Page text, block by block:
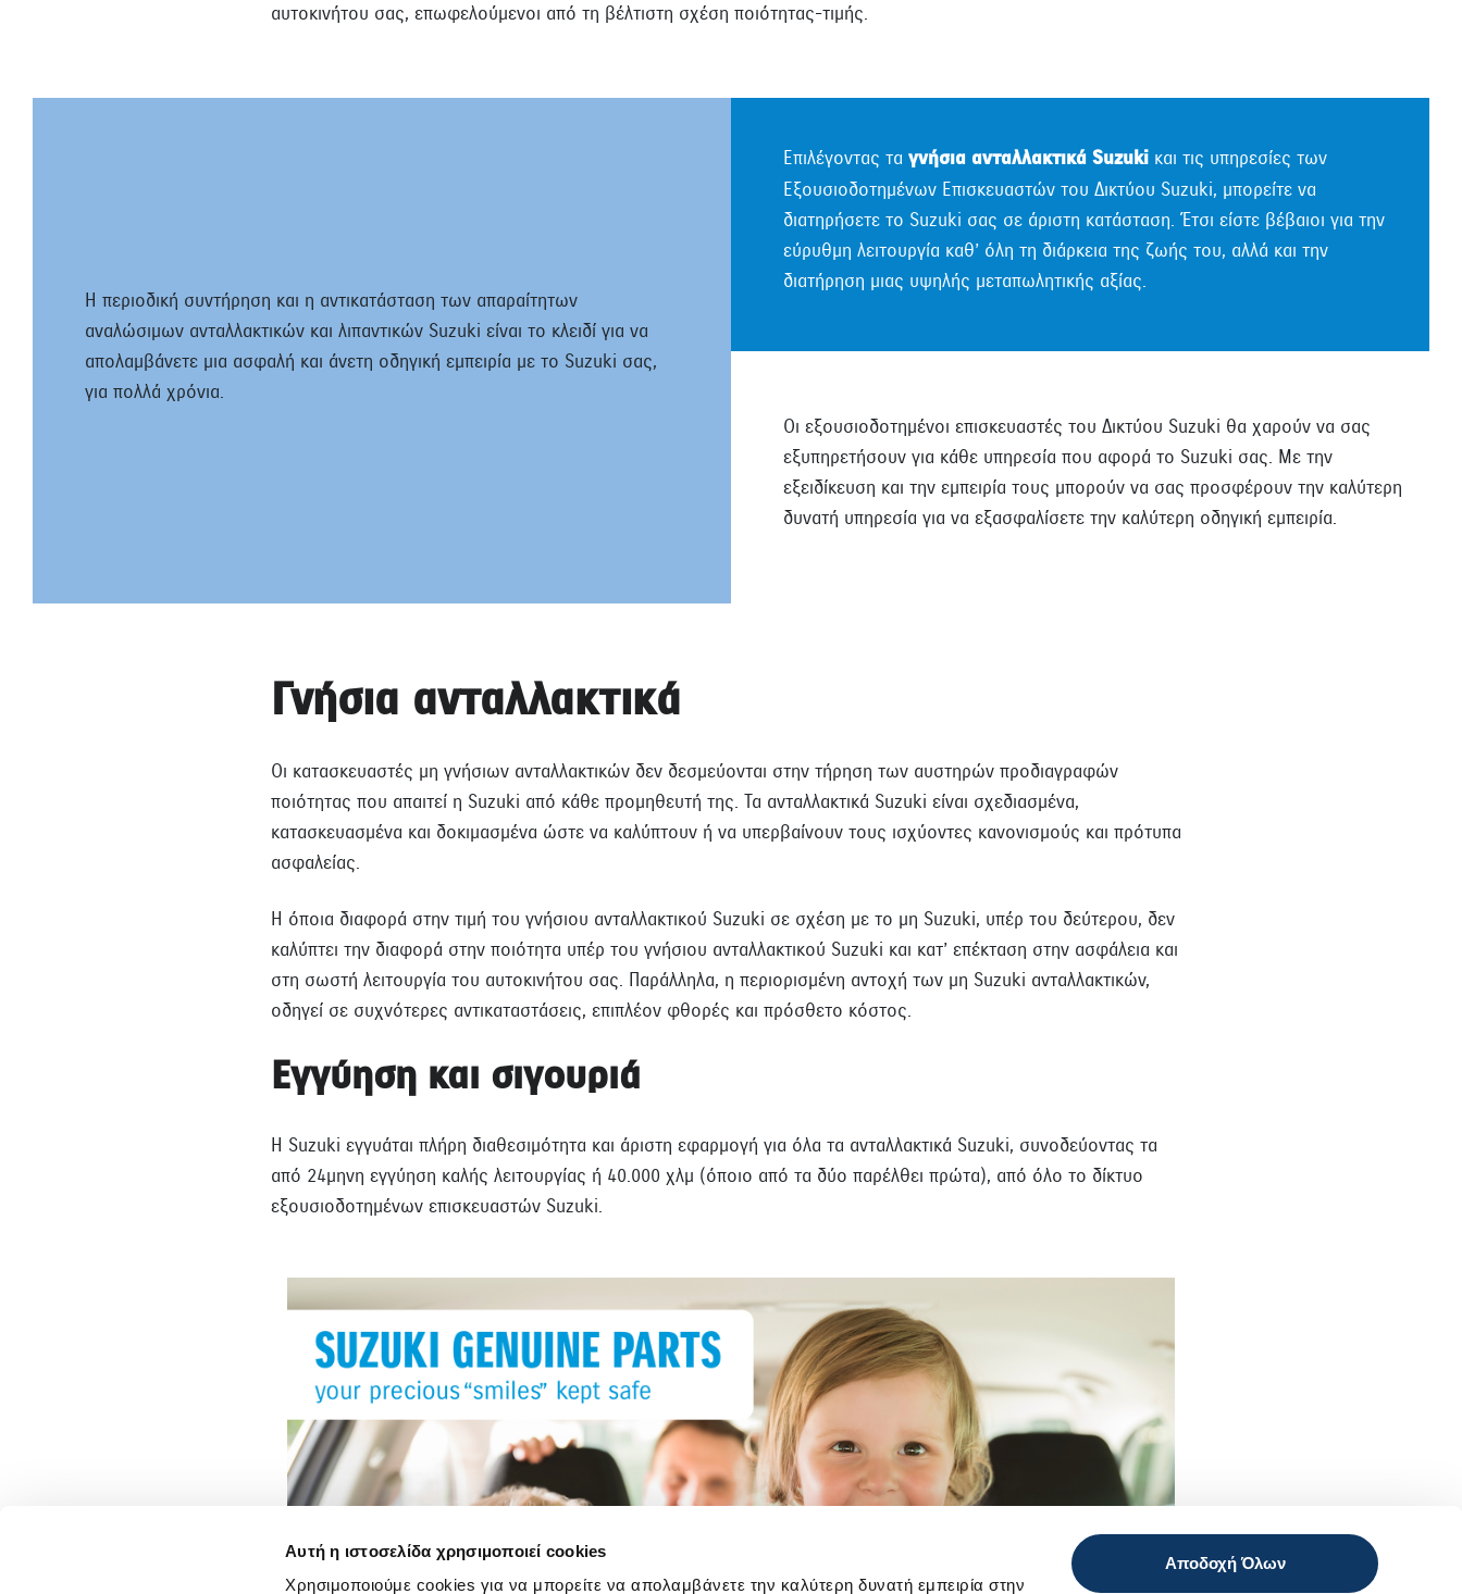
Αυτή η ιστοσελίδα χρησιμοποιεί cookies
Χρησιμοποιούμε cookies για να μπορείτε να απολαμβάνετε την καλύτερη δυνατή εμπειρία στην
Αποδοχή Όλων
αυτοκινήτου σας, επωφελούμενοι από τη βέλτιστη σχέση ποιότητας-τιμής.
Η περιοδική συντήρηση και η αντικατάσταση των απαραίτητων
αναλώσιμων ανταλλακτικών και λιπαντικών Suzuki είναι το κλειδί για να
απολαμβάνετε μια ασφαλή και άνετη οδηγική εμπειρία με το Suzuki σας,
για πολλά χρόνια.
Επιλέγοντας τα γνήσια ανταλλακτικά Suzuki και τις υπηρεσίες των
Εξουσιοδοτημένων Επισκευαστών του Δικτύου Suzuki, μπορείτε να
διατηρήσετε το Suzuki σας σε άριστη κατάσταση. Έτσι είστε βέβαιοι για την
εύρυθμη λειτουργία καθ’ όλη τη διάρκεια της ζωής του, αλλά και την
διατήρηση μιας υψηλής μεταπωλητικής αξίας.
Οι εξουσιοδοτημένοι επισκευαστές του Δικτύου Suzuki θα χαρούν να σας
εξυπηρετήσουν για κάθε υπηρεσία που αφορά το Suzuki σας. Με την
εξειδίκευση και την εμπειρία τους μπορούν να σας προσφέρουν την καλύτερη
δυνατή υπηρεσία για να εξασφαλίσετε την καλύτερη οδηγική εμπειρία.
Γνήσια ανταλλακτικά
Οι κατασκευαστές μη γνήσιων ανταλλακτικών δεν δεσμεύονται στην τήρηση των αυστηρών προδιαγραφών
ποιότητας που απαιτεί η Suzuki από κάθε προμηθευτή της. Τα ανταλλακτικά Suzuki είναι σχεδιασμένα,
κατασκευασμένα και δοκιμασμένα ώστε να καλύπτουν ή να υπερβαίνουν τους ισχύοντες κανονισμούς και πρότυπα
ασφαλείας.
Η όποια διαφορά στην τιμή του γνήσιου ανταλλακτικού Suzuki σε σχέση με το μη Suzuki, υπέρ του δεύτερου, δεν
καλύπτει την διαφορά στην ποιότητα υπέρ του γνήσιου ανταλλακτικού Suzuki και κατ’ επέκταση στην ασφάλεια και
στη σωστή λειτουργία του αυτοκινήτου σας. Παράλληλα, η περιορισμένη αντοχή των μη Suzuki ανταλλακτικών,
οδηγεί σε συχνότερες αντικαταστάσεις, επιπλέον φθορές και πρόσθετο κόστος.
Εγγύηση και σιγουριά
Η Suzuki εγγυάται πλήρη διαθεσιμότητα και άριστη εφαρμογή για όλα τα ανταλλακτικά Suzuki, συνοδεύοντας τα
από 24μηνη εγγύηση καλής λειτουργίας ή 40.000 χλμ (όποιο από τα δύο παρέλθει πρώτα), από όλο το δίκτυο
εξουσιοδοτημένων επισκευαστών Suzuki.